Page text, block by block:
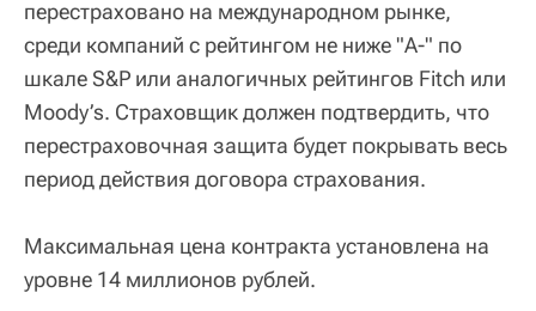
перестраховано на международном рынке,
среди компаний с рейтингом не ниже "A-" по
шкале S&P или аналогичных рейтингов Fitch или
Moody’s. Страховщик должен подтвердить, что
перестраховочная защита будет покрывать весь
период действия договора страхования.
Максимальная цена контракта установлена на
уровне 14 миллионов рублей.